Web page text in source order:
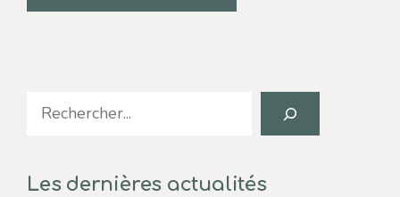
Search
Les dernières actualités